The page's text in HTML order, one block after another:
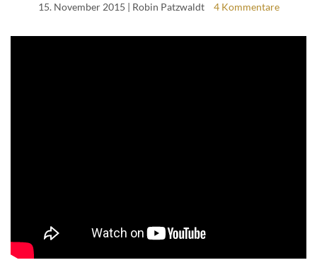
15. November 2015 | Robin Patzwaldt 4 Kommentare